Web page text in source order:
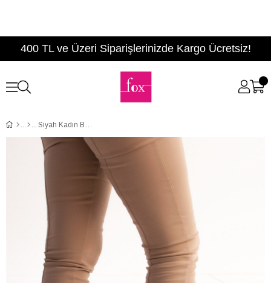
400 TL ve Üzeri Siparişlerinizde Kargo Ücretsiz!
Siyah Kadın Bot C412263002